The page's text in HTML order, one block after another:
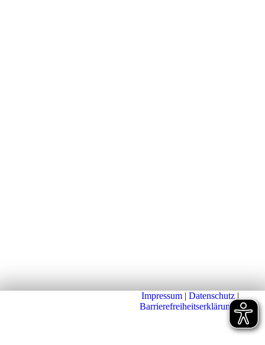
Impressum | Datenschutz |
Barrierefreiheitserklärung